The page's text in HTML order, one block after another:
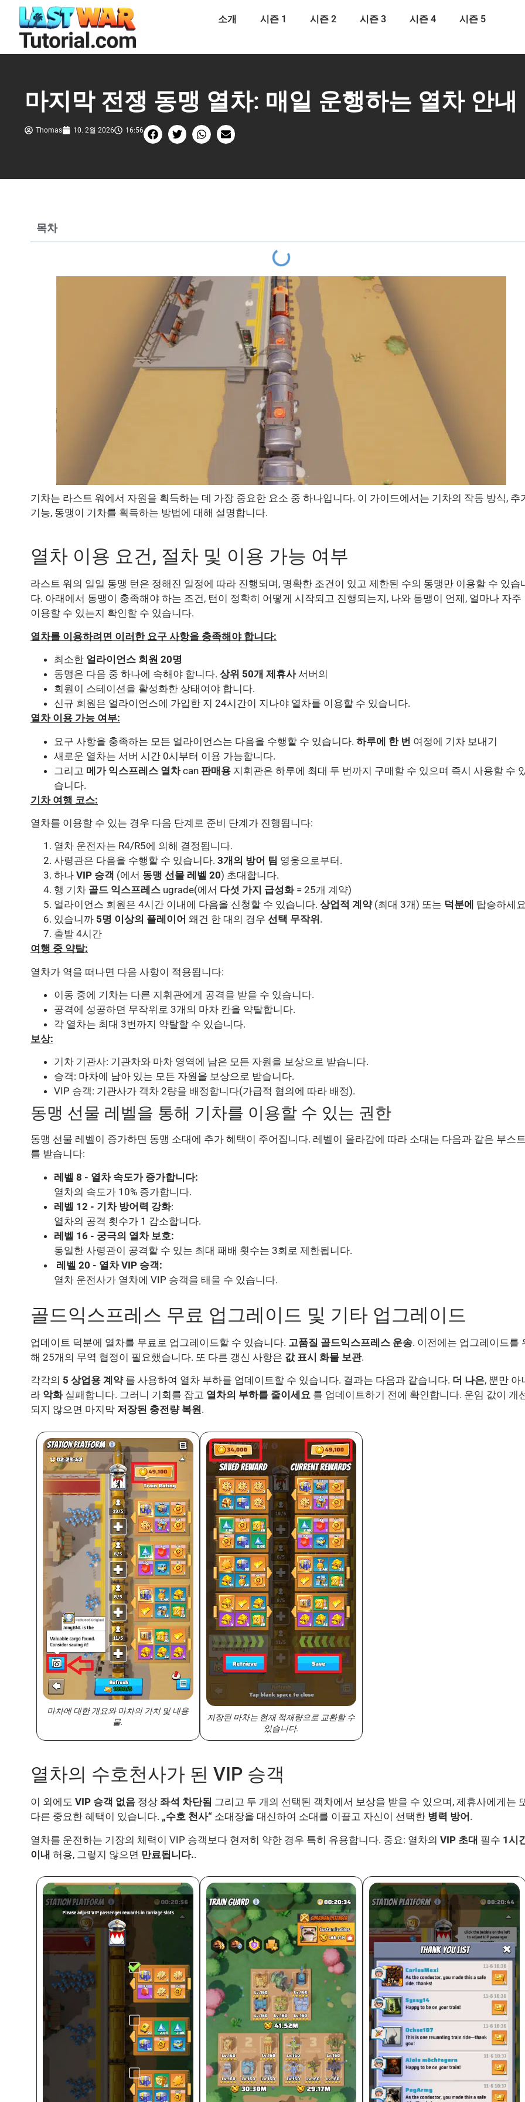
소개 시즌 1 시즌 2 시즌 3 시즌 4 시즌 5
마지막 전쟁 동맹 열차: 매일 운행하는 열차 안내
Thomas 10. 2월 2026 16:56
목차
기차는 라스트 워에서 자원을 획득하는 데 가장 중요한 요소 중 하나입니다. 이 가이드에서는 기차의 작동 방식, 추
기능, 동맹이 기차를 획득하는 방법에 대해 설명합니다.
열차 이용 요건, 절차 및 이용 가능 여부
라스트 워의 일일 동맹 턴은 정해진 일정에 따라 진행되며, 명확한 조건이 있고 제한된 수의 동맹만 이용할 수 있습
다. 아래에서 동맹이 충족해야 하는 조건, 턴이 정확히 어떻게 시작되고 진행되는지, 나와 동맹이 언제, 얼마나 자주
이용할 수 있는지 확인할 수 있습니다.
열차를 이용하려면 이러한 요구 사항을 충족해야 합니다:
최소한 얼라이언스 회원 20명
동맹은 다음 중 하나에 속해야 합니다. 상위 50개 제휴사서버의
회원이 스테이션을 활성화한 상태여야 합니다.
신규 회원은 얼라이언스에 가입한 지 24시간이 지나야 열차를 이용할 수 있습니다.
열차 이용 가능 여부:
요구 사항을 충족하는 모든 얼라이언스는 다음을 수행할 수 있습니다. 하루에 한 번 여정에 기차 보내기
새로운 열차는 서버 시간 0시부터 이용 가능합니다.
그리고 메가 익스프레스 열차can 판매용 지휘관은 하루에 최대 두 번까지 구매할 수 있으며 즉시 사용할 수
습니다.
기차 여행 코스:
열차를 이용할 수 있는 경우 다음 단계로 준비 단계가 진행됩니다:
열차 운전자는 R4/R5에 의해 결정됩니다.
사령관은 다음을 수행할 수 있습니다. 3개의 방어 팀 영웅으로부터.
하나 VIP 승객 (에서 동맹 선물 레벨 20) 초대합니다.
행 기차 골드 익스프레스 ugrade(에서 다섯 가지 급성화 = 25개 계약)
얼라이언스 회원은 4시간 이내에 다음을 신청할 수 있습니다. 상업적 계약(최대 3개) 또는 덕분에 탑승하세
있습니까 5명 이상의 플레이어 왜건 한 대의 경우 선택 무작위 .
출발 4시간
여행 중 약탈:
열차가 역을 떠나면 다음 사항이 적용됩니다:
이동 중에 기차는 다른 지휘관에게 공격을 받을 수 있습니다.
공격에 성공하면 무작위로 3개의 마차 칸을 약탈합니다.
각 열차는 최대 3번까지 약탈할 수 있습니다.
보상:
기차 기관사: 기관차와 마차 영역에 남은 모든 자원을 보상으로 받습니다.
승객: 마차에 남아 있는 모든 자원을 보상으로 받습니다.
VIP 승객: 기관사가 객차 2량을 배정합니다(가급적 협의에 따라 배정).
동맹 선물 레벨을 통해 기차를 이용할 수 있는 권한
동맹 선물 레벨이 증가하면 동맹 소대에 추가 혜택이 주어집니다. 레벨이 올라감에 따라 소대는 다음과 같은 부스트
를 받습니다:
레벨 8 - 열차 속도가 증가합니다:
열차의 속도가 10% 증가합니다.
레벨 12 - 기차 방어력 강화:
열차의 공격 횟수가 1 감소합니다.
레벨 16 - 궁극의 열차 보호:
동일한 사령관이 공격할 수 있는 최대 패배 횟수는 3회로 제한됩니다.
레벨 20 - 열차 VIP 승객:
열차 운전사가 열차에 VIP 승객을 태울 수 있습니다.
골드익스프레스 무료 업그레이드 및 기타 업그레이드
업데이트 덕분에 열차를 무료로 업그레이드할 수 있습니다. 고품질 골드익스프레스 운송. 이전에는 업그레이드를
해 25개의 무역 협정이 필요했습니다. 또 다른 갱신 사항은 값 표시 화물 보관.
각각의 5 상업용 계약를 사용하여 열차 부하를 업데이트할 수 있습니다. 결과는 다음과 같습니다. 더 나은, 뿐만 아
라 악화실패합니다. 그러니 기회를 잡고 열차의 부하를 줄이세요 를 업데이트하기 전에 확인합니다. 운임 값이 개
되지 않으면 마지막 저장된 충전량 복원.
마차에 대한 개요와 마차의 가치 및 내용
물.
저장된 마차는 현재 적재량으로 교환할 수
있습니다.
열차의 수호천사가 된 VIP 승객
이 외에도 VIP 승객 없음 정상 좌석 차단됨 그리고 두 개의 선택된 객차에서 보상을 받을 수 있으며, 제휴사에게는
다른 중요한 혜택이 있습니다. „수호 천사“ 소대장을 대신하여 소대를 이끌고 자신이 선택한 병력 방어 .
열차를 운전하는 기장의 체력이 VIP 승객보다 현저히 약한 경우 특히 유용합니다. 중요: 열차의 VIP 초대 필수 1시
이내 허용, 그렇지 않으면 만료됩니다..